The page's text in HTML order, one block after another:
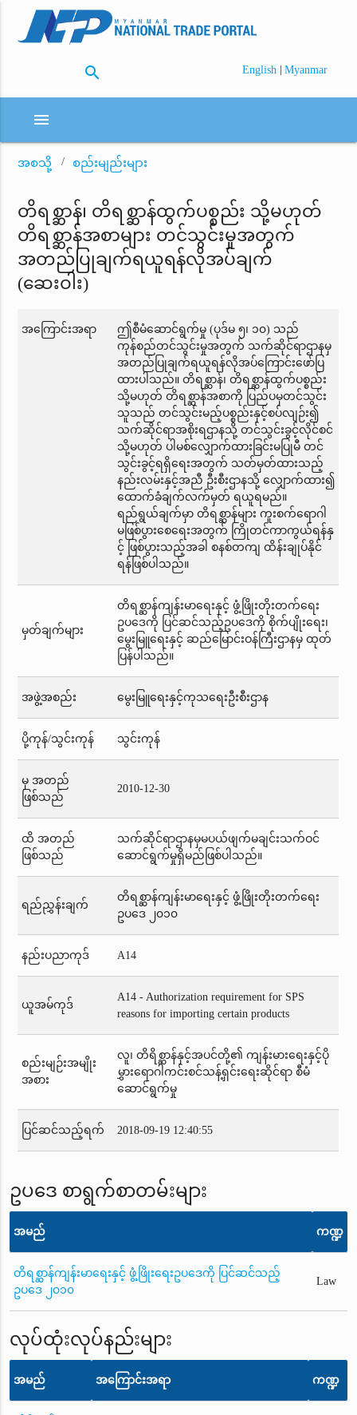
search English | Myanmar
menu
အစသို့ စည်းမျည်းများ
တိရစ္ဆာန်၊ တိရစ္ဆာန်ထွက်ပစ္စည်း သို့မဟုတ်
တိရစ္ဆာန်အစာများ တင်သွင်းမှုအတွက်
အတည်ပြုချက်ရယူရန်လိုအပ်ချက်
(ဆေးဝါး)
အကြောင်းအရာ
ဤစီမံဆောင်ရွက်မှု (ပုဒ်မ ၅၊ ၁၀) သည်
ကုန်စည်တင်သွင်းမှုအတွက် သက်ဆိုင်ရာဌာနမှ
အတည်ပြုချက်ရယူရန်လိုအပ်ကြောင်းဖော်ပြ
ထားပါသည်။ တိရစ္ဆာန်၊ တိရစ္ဆာန်ထွက်ပစ္စည်း
သို့မဟုတ် တိရစ္ဆာန်အစာကို ပြည်ပမှတင်သွင်း
သူသည် တင်သွင်းမည့်ပစ္စည်းနှင့်စပ်လျဉ်း၍
သက်ဆိုင်ရာအစိုးရဌာနသို့ တင်သွင်းခွင့်လိုင်စင်
သို့မဟုတ် ပါမစ်လျှောက်ထားခြင်းမပြုမီ တင်
သွင်းခွင့်ရရှိရေးအတွက် သတ်မှတ်ထားသည့်
နည်းလမ်းနှင့်အညီ ဦးစီးဌာနသို့ လျှောက်ထား၍
ထောက်ခံချက်လက်မှတ် ရယူရမည်။
ရည်ရွယ်ချက်မှာ တိရစ္ဆာန်များ ကူးစက်ရောဂါ
မဖြစ်ပွားစေရေးအတွက် ကြိုတင်ကာကွယ်ရန်နှ
င့် ဖြစ်ပွားသည့်အခါ စနစ်တကျ ထိန်းချုပ်နိုင်
ရန်ဖြစ်ပါသည်။
မှတ်ချက်များ
တိရစ္ဆာန်ကျန်းမာရေးနှင့် ဖွံ့ဖြိုးတိုးတက်ရေး
ဥပဒေကို ပြင်ဆင်သည့်ဥပဒေကို စိုက်ပျိုးရေး၊
မွေးမြူရေးနှင့် ဆည်မြောင်းဝန်ကြီးဌာနမှ ထုတ်
ပြန်ပါသည်။
အဖွဲ့အစည်း မွေးမြူရေးနှင့်ကုသရေးဦးစီးဌာန
ပို့ကုန်/သွင်းကုန် သွင်းကုန်
မှ အတည်
ဖြစ်သည်
2010-12-30
ထိ အတည်
ဖြစ်သည်
သက်ဆိုင်ရာဌာနမှမပယ်ဖျက်မချင်းသက်ဝင်
ဆောင်ရွက်မှုရှိမည်ဖြစ်ပါသည်။
ရည်ညွှန်းချက်
တိရစ္ဆာန်ကျန်းမာရေးနှင့် ဖွံ့ဖြိုးတိုးတက်ရေး
ဥပဒေ ၂၀၁၀
နည်းပညာကုဒ် A14
ယူအမ်ကုဒ်
A14 - Authorization requirement for SPS
reasons for importing certain products
စည်းမျဉ်းအမျိုး
အစား
လူ၊ တိရိစ္ဆာန်နှင့်အပင်တို့၏ ကျန်းမားရေးနှင့်ပို
မွှားရောဂါကင်းစင်သန့်ရှင်းရေးဆိုင်ရာ စီမံ
ဆောင်ရွက်မှု
ပြင်ဆင်သည့်ရက် 2018-09-19 12:40:55
ဥပဒေ စာရွက်စာတမ်းများ
အမည် ကဏ္ဍ
တိရစ္ဆာန်ကျန်းမာရေးနှင့် ဖွံ့ဖြိုးရေးဥပဒေကို ပြင်ဆင်သည့်
ဥပဒေ ၂၀၁၀
Law
လုပ်ထုံးလုပ်နည်းများ
အမည် အကြောင်းအရာ ကဏ္ဍ